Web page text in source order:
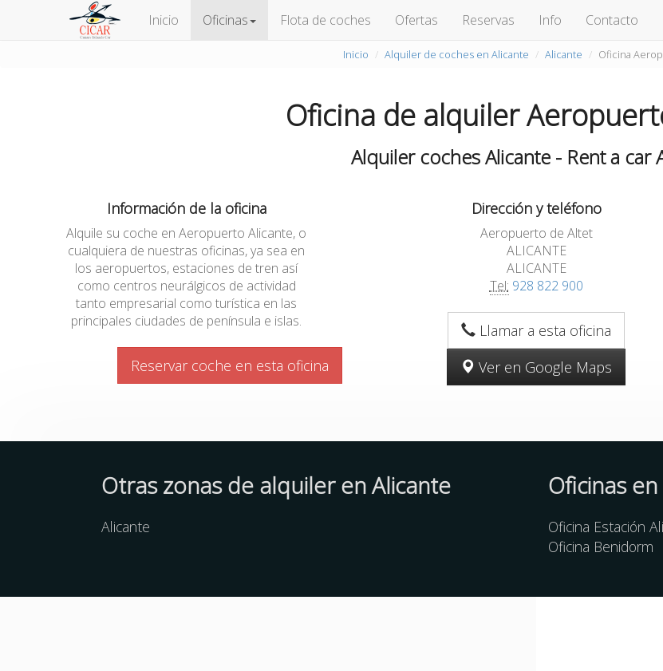
Inicio Oficinas Flota de coches Ofertas Reservas Info Contacto
Inicio Alquiler de coches en Alicante Alicante Oficina
Oficina de alquiler
Alquiler coches Alicante - Rent a car
Información de la oficina
Alquile su coche en Aeropuerto Alicante, o
cualquiera de nuestras oficinas, ya sea en
los aeropuertos, estaciones de tren así
como centros neurálgicos de actividad
tanto empresarial como turística en las
principales ciudades de península e islas.
Reservar coche en esta oficina
Dirección y teléfono
Aeropuerto de Altet
ALICANTE
ALICANTE
Tel: 928 822 900
Llamar a esta oficina
Ver en Google Maps
Otras zonas de alquiler en Alicante
Alicante
Oficinas
Oficina Estación
Oficina Benidorm